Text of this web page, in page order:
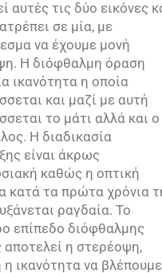
αυτές τις δύο εικόνες
σε μία, με
να έχουμε μονή
Η διόφθαλμη όραση
ικανότητα η οποία
και μαζί με αυτή
το μάτι αλλά και ο
Η διαδικασία
είναι άκρως
καθώς η οπτική
κατά τα πρώτα χρόνια
ραγδαία. Το
επίπεδο διόφθαλμης
η στερέοψη,
ικανότητα να βλέπουμε